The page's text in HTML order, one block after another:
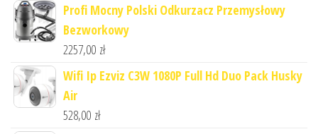
Profi Mocny Polski Odkurzacz Przemysłowy
Bezworkowy
2257,00 zł
Wifi Ip Ezviz C3W 1080P Full Hd Duo Pack Husky
Air
528,00 zł